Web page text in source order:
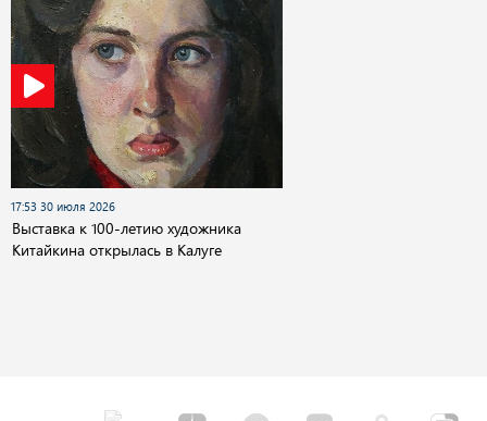
17:53 30 июля 2026
Выставка к 100-летию художника
Китайкина открылась в Калуге